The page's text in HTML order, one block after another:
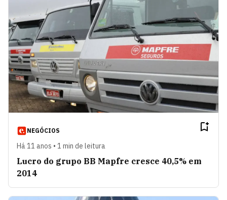
NEGÓCIOS
Há 11 anos • 1 min de leitura
Lucro do grupo BB Mapfre cresce 40,5% em
2014